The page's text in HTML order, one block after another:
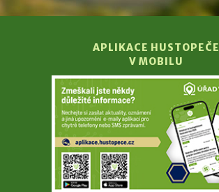
APLIKACE HUSTOPEČE
V MOBILU